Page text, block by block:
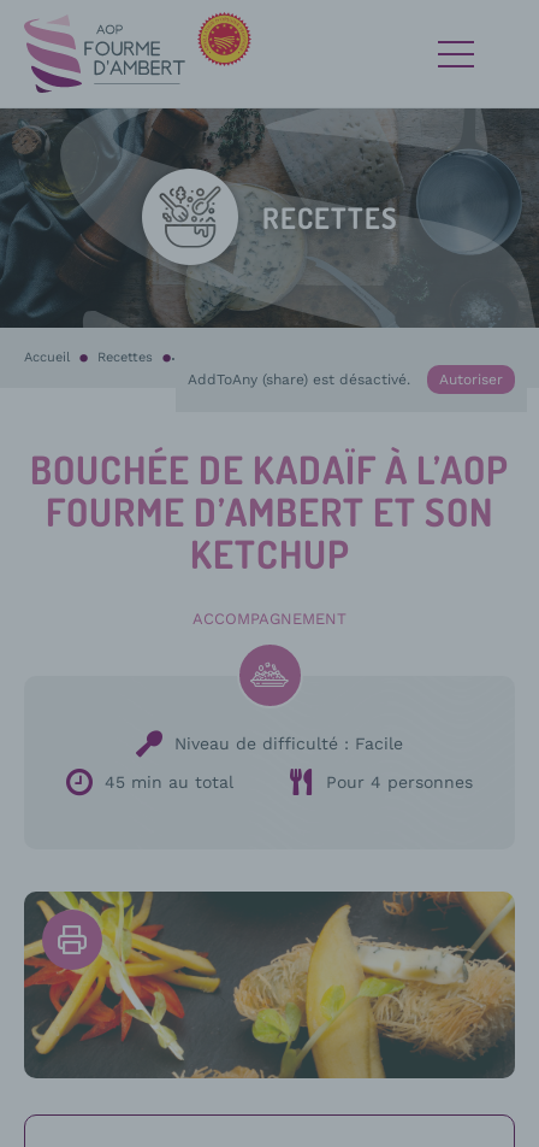
RECETTES
Accueil Recettes
AddToAny (share) est désactivé. Autoriser
BOUCHÉE DE KADAÏF À L’AOP
FOURME D’AMBERT ET SON
KETCHUP
ACCOMPAGNEMENT
Niveau de difficulté : Facile
45 min au total
Pour 4 personnes
Imprimer
la
recette